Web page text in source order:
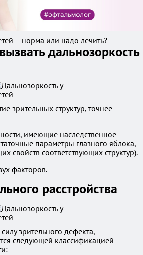
– норма или надо лечить?
дальнозоркость
зрительных структур, точнее
имеющие наследственное
параметры глазного яблока,
свойств соответствующих структур).
факторов.
расстройства
зрительного дефекта,
следующей классификацией